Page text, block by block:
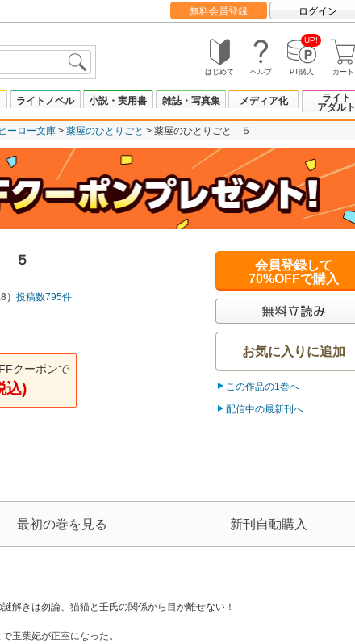
無料会員登録 ログイン
はじめて ヘルプ
UP!
PT購入 カート
ライトノベル 小説・実用書 雑誌・写真集 メディア化
ライト
アダルト
ヒーロー文庫 薬屋のひとりごと 薬屋のひとりごと ５
５
） 投稿数795件
クーポンで
込)
会員登録して
70%OFFで購入
お気に入りに追加
この作品の1巻へ
配信中の最新刊へ
最初の巻を見る 新刊自動購入
解きは勿論、猫猫と壬氏の関係から目が離せない！
玉葉妃が正室になった。